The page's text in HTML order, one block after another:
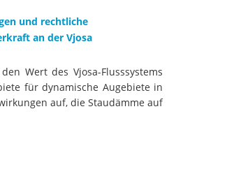
und rechtliche
an der Vjosa
Wert des Vjosa-Flusssystems
für dynamische Augebiete in
auf, die Staudämme auf